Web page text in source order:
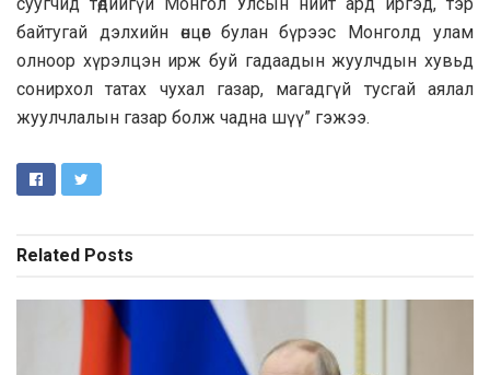
суугчид төдийгүй Монгол Улсын нийт ард иргэд, тэр
байтугай дэлхийн өнцөг булан бүрээс Монголд улам
олноор хүрэлцэн ирж буй гадаадын жуулчдын хувьд
сонирхол татах чухал газар, магадгүй тусгай аялал
жуулчлалын газар болж чадна шүү” гэжээ.
Related Posts